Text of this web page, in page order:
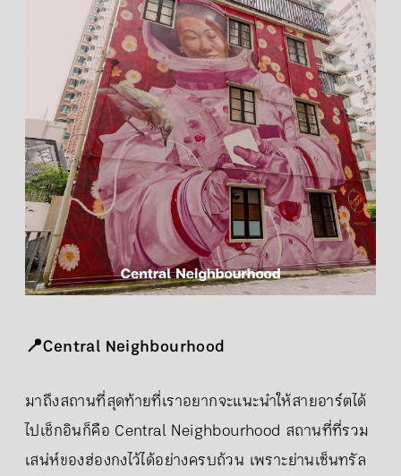
📍Central Neighbourhood
มาถึงสถานที่สุดท้ายที่เราอยากจะแนะนำให้สายอาร์ตได้
ไปเช็กอินก็คือ Central Neighbourhood สถานที่ที่รวม
เสน่ห์ของฮ่องกงไว้ได้อย่างครบถ้วน เพราะย่านเซ็นทรัล